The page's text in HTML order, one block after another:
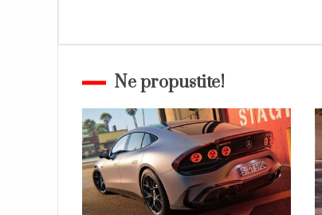
Ne propustite!